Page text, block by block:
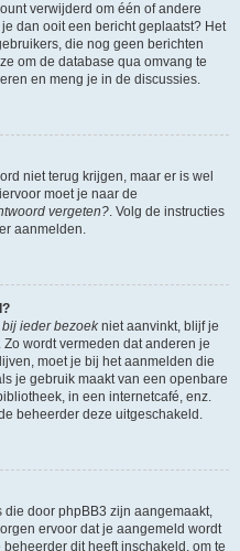
verwijderd om één of andere
dan ooit een bericht geplaatst? Het
die nog geen berichten
om de database qua omvang te
en meng je in de discussies.
niet terug krijgen, maar er is wel
moet je naar de
vergeten?. Volg de instructies
aanmelden.
ieder bezoekniet aanvinkt, blijf je
wordt vermeden dat anderen je
moet je bij het aanmelden die
je gebruik maakt van een openbare
in een internetcafé, enz.
beheerder deze uitgeschakeld.
door phpBB3 zijn aangemaakt,
ervoor dat je aangemeld wordt
dit heeft inschakeld, om te